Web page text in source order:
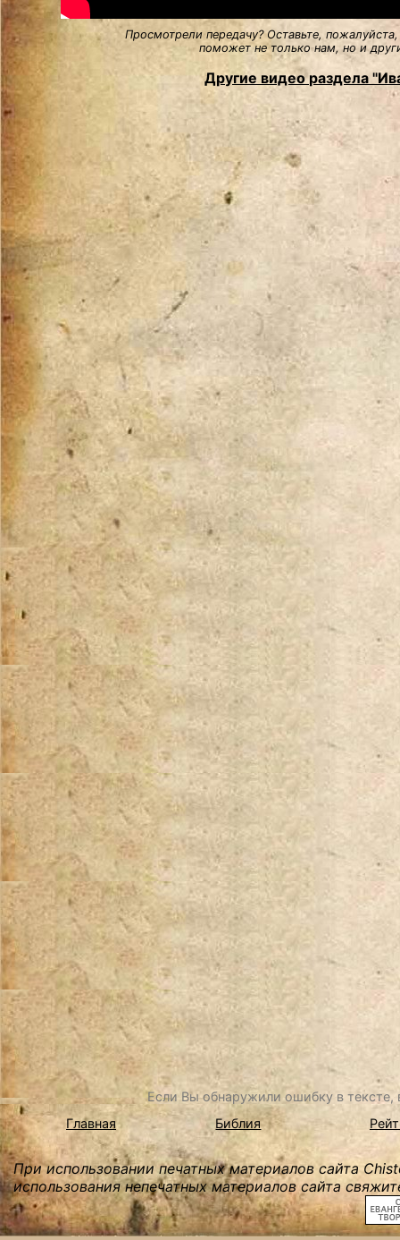
Просмотрели передачу? Оставьте,
поможет не только нам, но и
Другие видео раздела
Если Вы обнаружили ошибку в
Главная
Библия
При использовании печатных материалов сайта
использования непечатных материалов сайта